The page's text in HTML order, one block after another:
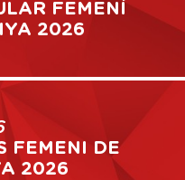
FEMENÍ
2026
FEMENI DE
2026